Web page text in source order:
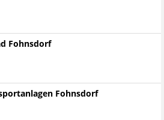
Fohnsdorf
Fohnsdorf